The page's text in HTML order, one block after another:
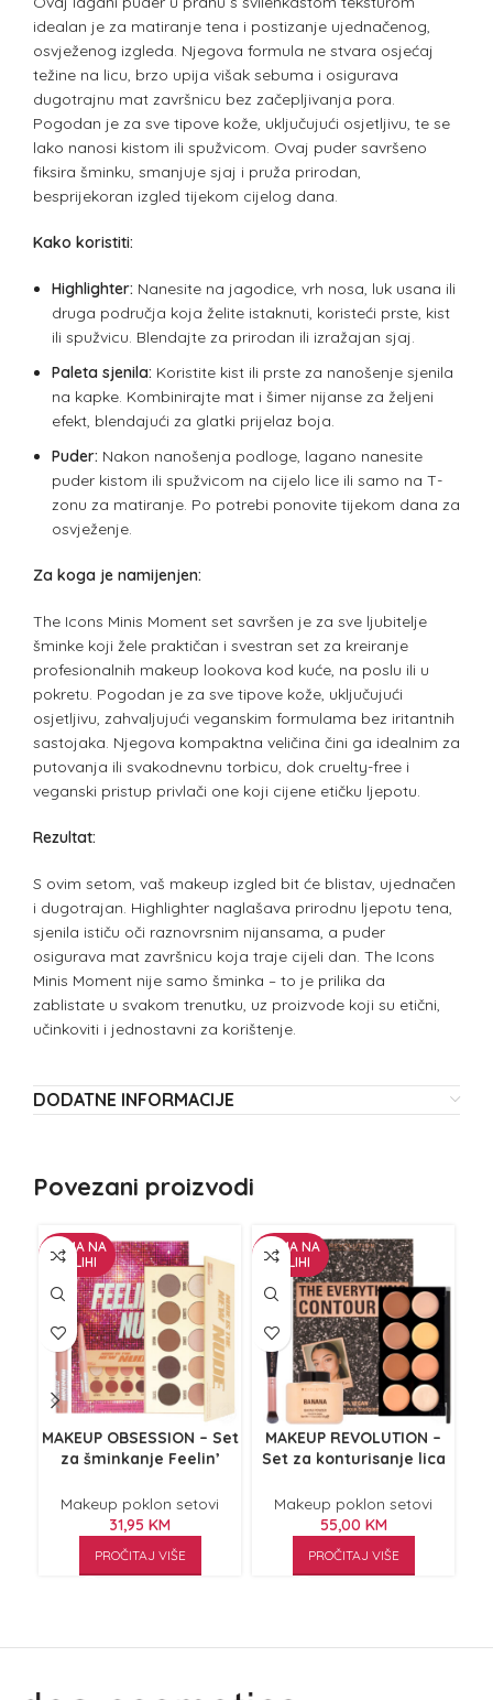
idealan je za matiranje tena i postizanje ujednačenog,
osvježenog izgleda. Njegova formula ne stvara osjećaj
težine na licu, brzo upija višak sebuma i osigurava
dugotrajnu mat završnicu bez začepljivanja pora.
Pogodan je za sve tipove kože, uključujući osjetljivu, te se
lako nanosi kistom ili spužvicom. Ovaj puder savršeno
fiksira šminku, smanjuje sjaj i pruža prirodan,
besprijekoran izgled tijekom cijelog dana.
Kako koristiti:
Highlighter: Nanesite na jagodice, vrh nosa, luk usana ili
druga područja koja želite istaknuti, koristeći prste, kist
ili spužvicu. Blendajte za prirodan ili izražajan sjaj.
Paleta sjenila: Koristite kist ili prste za nanošenje sjenila
na kapke. Kombinirajte mat i šimer nijanse za željeni
efekt, blendajući za glatki prijelaz boja.
Puder: Nakon nanošenja podloge, lagano nanesite
puder kistom ili spužvicom na cijelo lice ili samo na T-
zonu za matiranje. Po potrebi ponovite tijekom dana za
osvježenje.
Za koga je namijenjen:
The Icons Minis Moment set savršen je za sve ljubitelje
šminke koji žele praktičan i svestran set za kreiranje
profesionalnih makeup lookova kod kuće, na poslu ili u
pokretu. Pogodan je za sve tipove kože, uključujući
osjetljivu, zahvaljujući veganskim formulama bez iritantnih
sastojaka. Njegova kompaktna veličina čini ga idealnim za
putovanja ili svakodnevnu torbicu, dok cruelty-free i
veganski pristup privlači one koji cijene etičku ljepotu.
Rezultat:
S ovim setom, vaš makeup izgled bit će blistav, ujednačen
i dugotrajan. Highlighter naglašava prirodnu ljepotu tena,
sjenila ističu oči raznovrsnim nijansama, a puder
osigurava mat završnicu koja traje cijeli dan. The Icons
Minis Moment nije samo šminka – to je prilika da
zablistate u svakom trenutku, uz proizvode koji su etični,
učinkoviti i jednostavni za korištenje.
DODATNE INFORMACIJE
Povezani proizvodi
NEMA NA
ZALIHI
MAKEUP OBSESSION – Set
za šminkanje Feelin’
Makeup poklon setovi
31,95 KM
PROČITAJ VIŠE
NEMA NA
ZALIHI
MAKEUP REVOLUTION –
Set za konturisanje lica
Kit
Makeup poklon setovi
55,00 KM
PROČITAJ VIŠE